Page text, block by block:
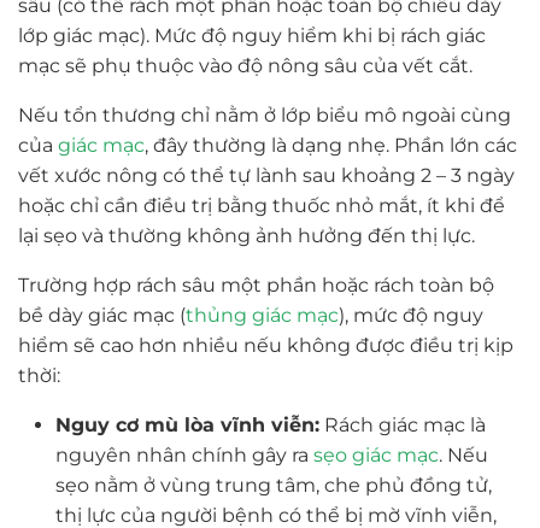
sâu (có thể rách một phần hoặc toàn bộ chiều dày
lớp giác mạc). Mức độ nguy hiểm khi bị rách giác
mạc sẽ phụ thuộc vào độ nông sâu của vết cắt.
Nếu tổn thương chỉ nằm ở lớp biểu mô ngoài cùng
của giác mạc, đây thường là dạng nhẹ. Phần lớn các
vết xước nông có thể tự lành sau khoảng 2 – 3 ngày
hoặc chỉ cần điều trị bằng thuốc nhỏ mắt, ít khi để
lại sẹo và thường không ảnh hưởng đến thị lực.
Trường hợp rách sâu một phần hoặc rách toàn bộ
bề dày giác mạc (thủng giác mạc), mức độ nguy
hiểm sẽ cao hơn nhiều nếu không được điều trị kịp
thời:
Nguy cơ mù lòa vĩnh viễn:Rách giác mạc là
nguyên nhân chính gây ra sẹo giác mạc. Nếu
sẹo nằm ở vùng trung tâm, che phủ đồng tử,
thị lực của người bệnh có thể bị mờ vĩnh viễn,